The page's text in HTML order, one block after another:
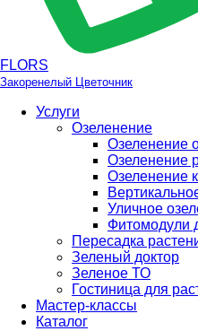
FLORS
Закоренелый Цветочник
Услуги
Озеленение
Озеленение
Озеленение
Озеленение
Уличное
Фитомодули
Пересадка
Зеленый доктор
Зеленое ТО
Гостиница для
Мастер-классы
Каталог